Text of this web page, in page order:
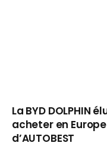
La BYD DOLPHIN
acheter en
d’AUTOBEST